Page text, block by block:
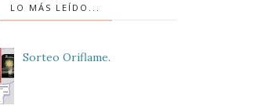
LO MÁS LEÍDO...
Sorteo Oriflame.